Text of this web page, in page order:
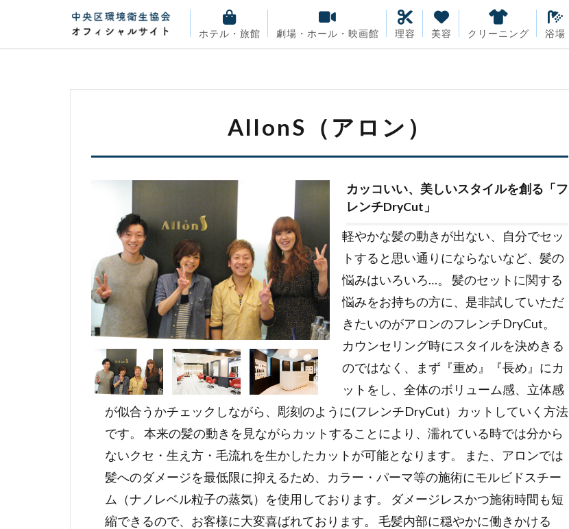
ホテル・旅館 劇場・ホール・映画館 理容 美容 クリーニング 浴場
AllonS（アロン）
カッコいい、美しいスタイルを創る「フ
レンチDryCut」
軽やかな髪の動きが出ない、自分でセッ
トすると思い通りにならないなど、髪の
悩みはいろいろ…。 髪のセットに関する
悩みをお持ちの方に、是非試していただ
きたいのがアロンのフレンチDryCut。
カウンセリング時にスタイルを決めきる
のではなく、まず『重め』『長め』にカ
ットをし、全体のボリューム感、立体感
が似合うかチェックしながら、彫刻のように(フレンチDryCut）カットしていく方法
です。 本来の髪の動きを見ながらカットすることにより、濡れている時では分から
ないクセ・生え方・毛流れを生かしたカットが可能となります。 また、アロンでは
髪へのダメージを最低限に抑えるため、カラー・パーマ等の施術にモルビドスチー
ム（ナノレベル粒子の蒸気）を使用しております。 ダメージレスかつ施術時間も短
縮できるので、お客様に大変喜ばれております。 毛髪内部に穏やかに働きかける